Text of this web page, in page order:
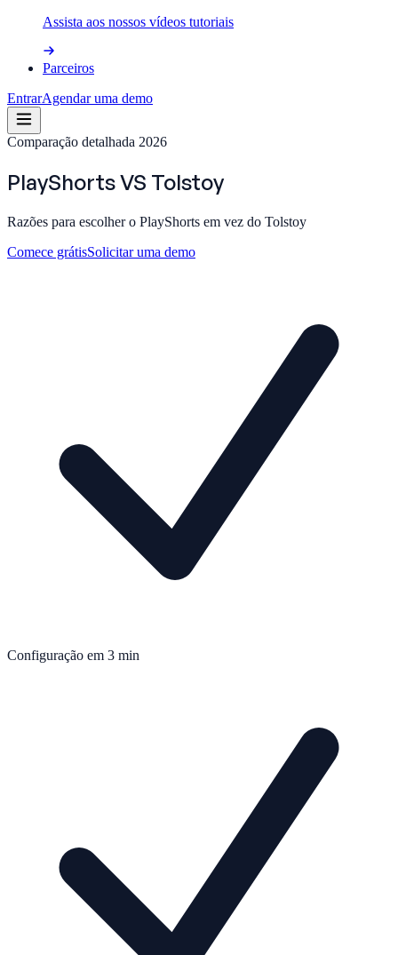
Assista aos nossos vídeos tutoriais
Parceiros
EntrarAgendar uma demo
Comparação detalhada 2026
PlayShortsVS Tolstoy
Razões para escolher o PlayShorts em vez do Tolstoy
Comece grátisSolicitar uma demo
Configuração em 3 min